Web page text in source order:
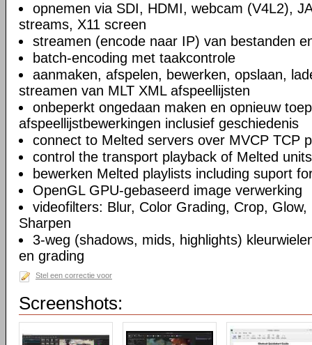
opnemen via SDI, HDMI, webcam (V4L2),
streams, X11 screen
streamen (encode naar IP) van bestanden
batch-encoding met taakcontrole
aanmaken, afspelen, bewerken, opslaan,
streamen van MLT XML afspeellijsten
onbeperkt ongedaan maken en opnieuw
afspeellijstbewerkingen inclusief geschiedenis
connect to Melted servers over MVCP TCP
control the transport playback of Melted units
bewerken Melted playlists including suport
OpenGL GPU-gebaseerd image verwerking
videofilters: Blur, Color Grading, Crop,
Sharpen
3-weg (shadows, mids, highlights)
en grading
Stel een correctie voor
Screenshots: